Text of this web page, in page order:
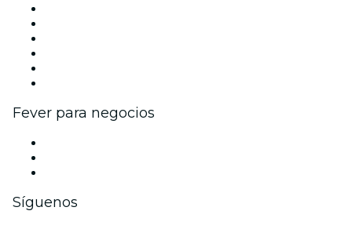
Fever para negocios
Síguenos